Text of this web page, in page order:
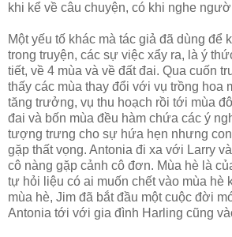
khi kể về câu chuyện, có khi nghe
Một yếu tố khác mà tác giả đã dùng để
trong truyện, các sự việc xẩy ra, là ý
tiết, về 4 mùa và về đất đai. Qua cuốn
thấy các mùa thay đổi với vụ trồng hoa
tăng trưởng, vụ thu hoạch rồi tới mùa
đai và bốn mùa đều hàm chứa các ý
tượng trưng cho sự hứa hẹn nhưng
gặp thất vọng. Antonia đi xa với Larry
cô nàng gặp cảnh cô đơn. Mùa hè là
tự hỏi liệu có ai muốn chết vào mùa hè
mùa hè, Jim đã bắt đầu một cuộc đời
Antonia tới với gia đình Harling cũng